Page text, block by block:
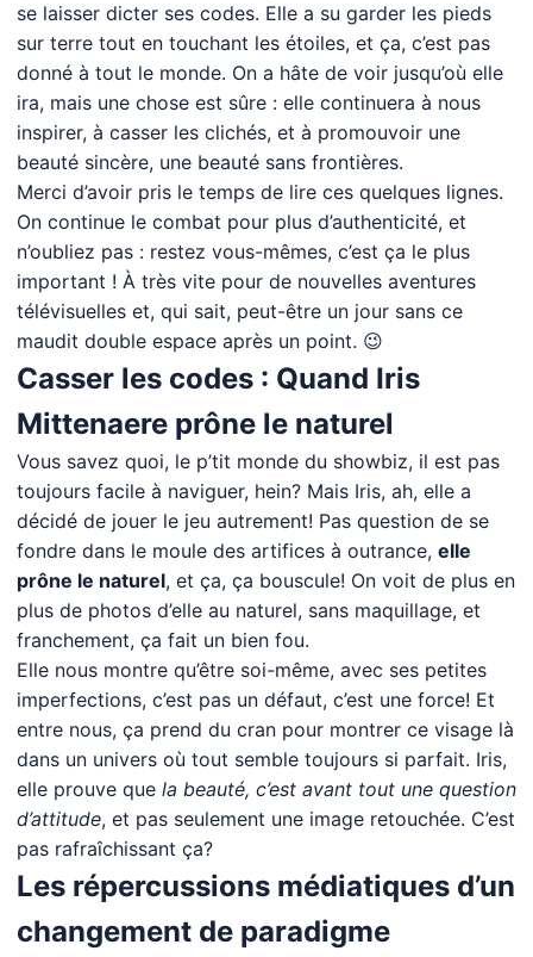
se laisser dicter ses codes. Elle a su garder les pieds
sur terre tout en touchant les étoiles, et ça, c’est pas
donné à tout le monde. On a hâte de voir jusqu’où elle
ira, mais une chose est sûre : elle continuera à nous
inspirer, à casser les clichés, et à promouvoir une
beauté sincère, une beauté sans frontières.
Merci d’avoir pris le temps de lire ces quelques lignes.
On continue le combat pour plus d’authenticité, et
n’oubliez pas : restez vous-mêmes, c’est ça le plus
important ! À très vite pour de nouvelles aventures
télévisuelles et, qui sait, peut-être un jour sans ce
maudit double espace après un point. 😉
Casser les codes : Quand Iris
Mittenaere prône le naturel
Vous savez quoi, le p’tit monde du showbiz, il est pas
toujours facile à naviguer, hein? Mais Iris, ah, elle a
décidé de jouer le jeu autrement! Pas question de se
fondre dans le moule des artifices à outrance, elle
prône le naturel, et ça, ça bouscule! On voit de plus en
plus de photos d’elle au naturel, sans maquillage, et
franchement, ça fait un bien fou.
Elle nous montre qu’être soi-même, avec ses petites
imperfections, c’est pas un défaut, c’est une force! Et
entre nous, ça prend du cran pour montrer ce visage là
dans un univers où tout semble toujours si parfait. Iris,
elle prouve que la beauté, c’est avant tout une question
d’attitude, et pas seulement une image retouchée. C’est
pas rafraîchissant ça?
Les répercussions médiatiques d’un
changement de paradigme